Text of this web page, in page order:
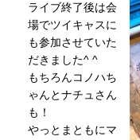
ライブ終了後は会
場でツイキャスに
も参加させていた
だきました^ ^
もちろんコノハち
ゃんとナチュさん
も！
やっとまともにマ